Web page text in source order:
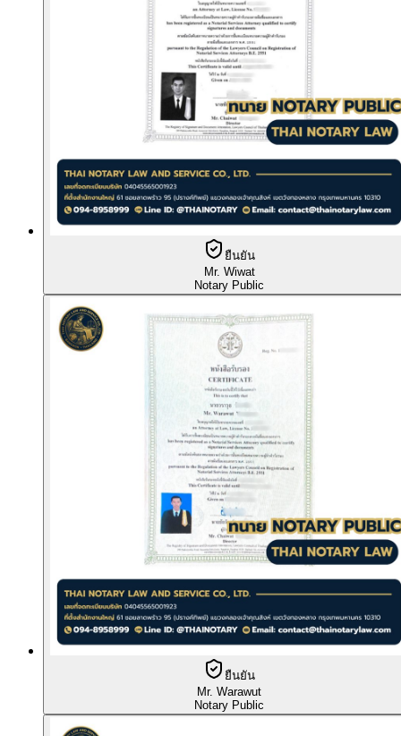
ยืนยัน
Mr. Wiwat
Notary Public
ยืนยัน
Mr. Warawut
Notary Public